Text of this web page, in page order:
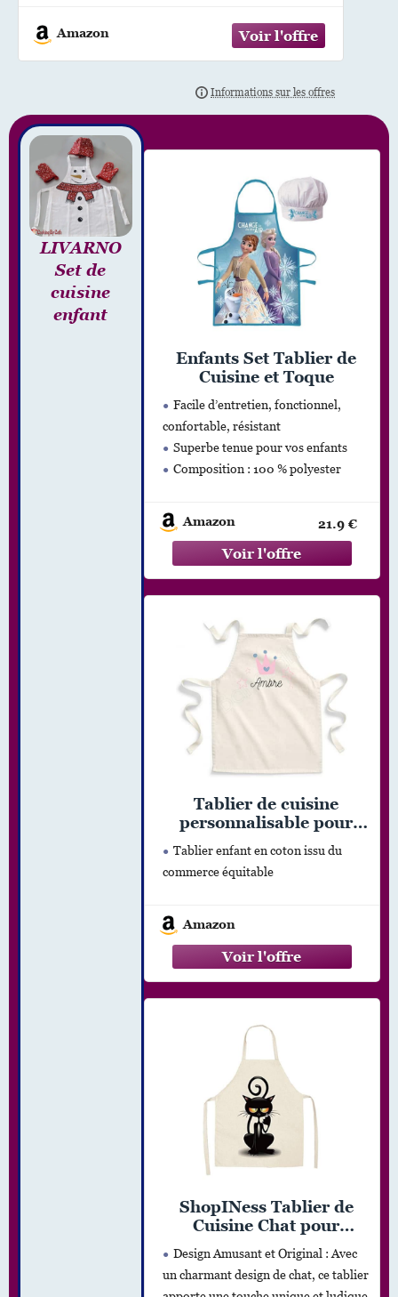
(jusqu’à -60° C).
Utilisation: Moule en silicone pour préparer des
Amazon
LIVARNO
Set de
cuisine
enfant
Enfants Set Tablier de
Cuisine et Toque
Facile d’entretien, fonctionnel,
confortable, résistant
Superbe tenue pour vos enfants
Composition : 100 % polyester
Amazon 21.9 €
Tablier de cuisine
personnalisable pour
enfant/Junior, Idée
cadeau personnalisé
anniversaire, noël
Tablier enfant en coton issu du
commerce équitable
Amazon
ShopINess Tablier de
Cuisine Chat pour
Adultes et Enfants pour
Barbecues Fêtes et
Réunions Familiales en
Design Amusant et Original : Avec
un charmant design de chat, ce tablier